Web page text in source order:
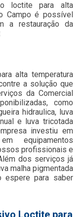
loctite para alta
Campo é possível
a restauração da
alta temperatura
a solução que
da Comercial
como
hidraulica, luva
e luva tricotada
investiu em
equipamentos
profissionais e
dos serviços já
malha pigmentada
espere para saber
Loctite para